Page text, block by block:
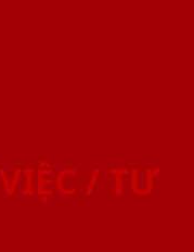
/ TƯ